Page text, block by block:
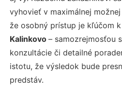
vyhovieť v maximálnej
že osobný prístup je kľúčom k
Kalinkovo – samozrejmosťou
konzultácie či detailné
istotu, že výsledok bude
predstáv.